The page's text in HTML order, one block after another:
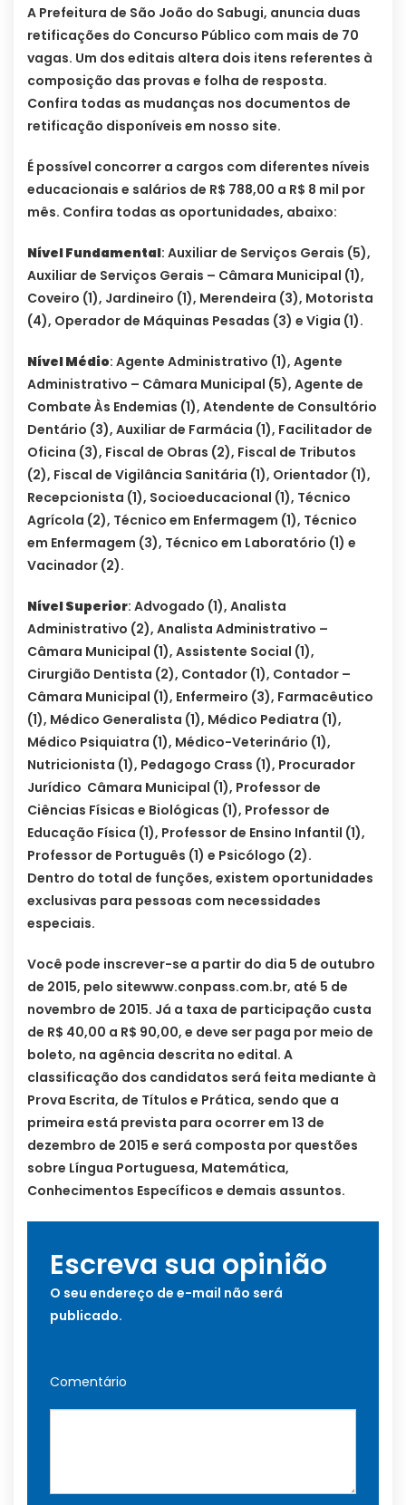
A Prefeitura de São João do Sabugi, anuncia duas
retificações do Concurso Público com mais de 70
vagas. Um dos editais altera dois itens referentes à
composição das provas e folha de resposta.
Confira todas as mudanças nos documentos de
retificação disponíveis em nosso site.
É possível concorrer a cargos com diferentes níveis
educacionais e salários de R$ 788,00 a R$ 8 mil por
mês. Confira todas as oportunidades, abaixo:
Nível Fundamental: Auxiliar de Serviços Gerais (5),
Auxiliar de Serviços Gerais – Câmara Municipal (1),
Coveiro (1), Jardineiro (1), Merendeira (3), Motorista
(4), Operador de Máquinas Pesadas (3) e Vigia (1).
Nível Médio: Agente Administrativo (1), Agente
Administrativo – Câmara Municipal (5), Agente de
Combate Às Endemias (1), Atendente de Consultório
Dentário (3), Auxiliar de Farmácia (1), Facilitador de
Oficina (3), Fiscal de Obras (2), Fiscal de Tributos
(2), Fiscal de Vigilância Sanitária (1), Orientador (1),
Recepcionista (1), Socioeducacional (1), Técnico
Agrícola (2), Técnico em Enfermagem (1), Técnico
em Enfermagem (3), Técnico em Laboratório (1) e
Vacinador (2).
Nível Superior: Advogado (1), Analista
Administrativo (2), Analista Administrativo –
Câmara Municipal (1), Assistente Social (1),
Cirurgião Dentista (2), Contador (1), Contador –
Câmara Municipal (1), Enfermeiro (3), Farmacêutico
(1), Médico Generalista (1), Médico Pediatra (1),
Médico Psiquiatra (1), Médico-Veterinário (1),
Nutricionista (1), Pedagogo Crass (1), Procurador
Jurídico  Câmara Municipal (1), Professor de
Ciências Físicas e Biológicas (1), Professor de
Educação Física (1), Professor de Ensino Infantil (1),
Professor de Português (1) e Psicólogo (2).
Dentro do total de funções, existem oportunidades
exclusivas para pessoas com necessidades
especiais.
Você pode inscrever-se a partir do dia 5 de outubro
de 2015, pelo sitewww.conpass.com.br, até 5 de
novembro de 2015. Já a taxa de participação custa
de R$ 40,00 a R$ 90,00, e deve ser paga por meio de
boleto, na agência descrita no edital. A
classificação dos candidatos será feita mediante à
Prova Escrita, de Títulos e Prática, sendo que a
primeira está prevista para ocorrer em 13 de
dezembro de 2015 e será composta por questões
sobre Língua Portuguesa, Matemática,
Conhecimentos Específicos e demais assuntos.
Escreva sua opinião
O seu endereço de e-mail não será
publicado.
Comentário